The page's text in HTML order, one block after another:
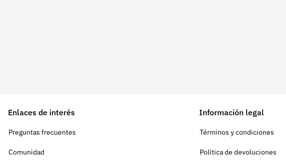
Enlaces de interés
Preguntas frecuentes
Comunidad
Información legal
Términos y condiciones
Política de devoluciones